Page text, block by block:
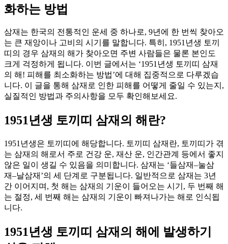
화하는 방법
삼재는 한국의 전통적인 운세 중 하나로, 9년에 한 번씩 찾아오
는 큰 재앙이나 고비의 시기를 말합니다. 특히, 1951년생 토끼
띠의 경우 삼재의 해가 찾아오면 주변 사람들은 물론 본인도
크게 걱정하게 됩니다. 이번 글에서는 ‘1951년생 토끼띠 삼재
의 해! 피해를 최소화하는 방법’에 대해 집중적으로 다루겠습
니다. 이 글을 통해 삼재로 인한 피해를 어떻게 줄일 수 있는지,
실질적인 방법과 주의사항을 모두 확인해보세요.
1951년생 토끼띠 삼재의 해란?
1951년생은 토끼띠에 해당합니다. 토끼띠 삼재란, 토끼띠가 겪
는 삼재의 해로서 주로 건강 운, 재산 운, 인간관계 등에서 좋지
않은 일이 생길 수 있음을 의미합니다. 삼재는 ‘들삼재–눌삼
재–날삼재’의 세 단계로 구분됩니다. 일반적으로 삼재는 3년
간 이어지며, 첫 해는 삼재의 기운이 들어오는 시기, 두 번째 해
는 절정, 세 번째 해는 삼재의 기운이 빠져나가는 해로 인식됩
니다.
1951년생 토끼띠 삼재의 해에 발생하기